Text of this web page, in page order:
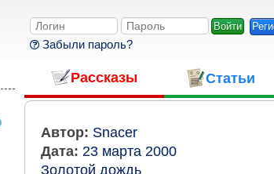
Забыли пароль?
Рассказы Статьи
Автор: Snacer
Дата: 23 марта 2000
Золотой дождь